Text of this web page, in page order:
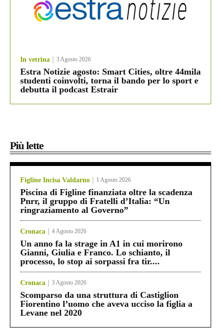
In vetrina 3 Agosto 2026
Estra Notizie agosto: Smart Cities, oltre 44mila
studenti coinvolti, torna il bando per lo sport e
debutta il podcast Estrair
Più lette
Figline Incisa Valdarno 1 Agosto 2026
Piscina di Figline finanziata oltre la scadenza
Pnrr, il gruppo di Fratelli d’Italia: “Un
ringraziamento al Governo”
Cronaca 4 Agosto 2026
Un anno fa la strage in A1 in cui morirono
Gianni, Giulia e Franco. Lo schianto, il
processo, lo stop ai sorpassi fra tir....
Cronaca 3 Agosto 2026
Scomparso da una struttura di Castiglion
Fiorentino l’uomo che aveva ucciso la figlia a
Levane nel 2020